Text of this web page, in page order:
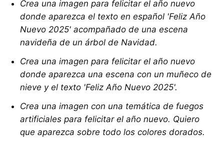
Crea una imagen para felicitar el año nuevo
donde aparezca el texto en español 'Feliz Año
Nuevo 2025' acompañado de una escena
navideña de un árbol de Navidad.
Crea una imagen para felicitar el año nuevo
donde aparezca una escena con un muñeco de
nieve y el texto 'Feliz Año Nuevo 2025'.
Crea una imagen con una temática de fuegos
artificiales para felicitar el año nuevo. Quiero
que aparezca sobre todo los colores dorados.